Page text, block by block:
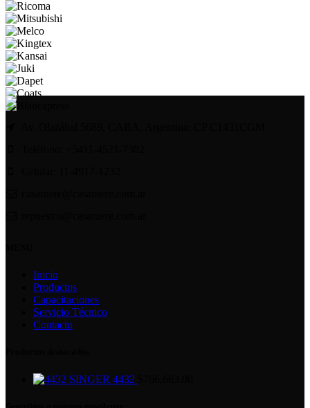
Inicio
Productos
Capacitaciones
Servicio Técnico
Contacto
SINGER 4432